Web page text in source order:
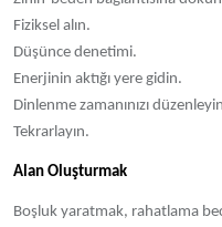
Fiziksel alın.
Düşünce denetimi.
Enerjinin aktığı yere gidin.
Dinlenme zamanınızı
Tekrarlayın.
Alan Oluşturmak
Boşluk yaratmak, rahatlama